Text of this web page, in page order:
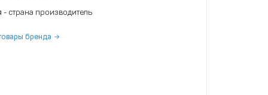
- страна производитель
бренда